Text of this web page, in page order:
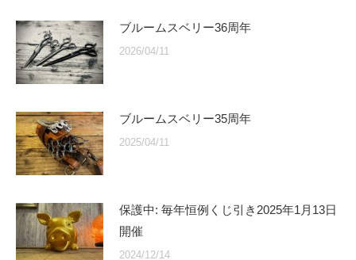
ブルームスベリー36周年
2026/04/11
ブルームスベリー35周年
2025/04/11
保護中: 毎年恒例くじ引き2025年1月13日
開催
2024/12/14